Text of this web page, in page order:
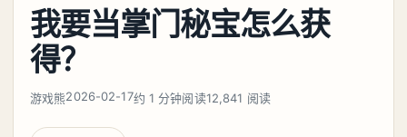
我要当掌门秘宝怎么获
得？
游戏熊2026-02-17约 1 分钟阅读12,841 阅读